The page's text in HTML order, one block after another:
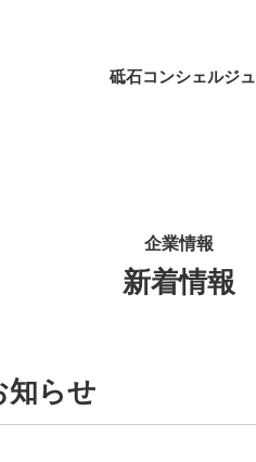
砥石コンシェルジュ
企業情報
新着情報
知らせ